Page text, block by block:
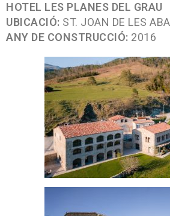
HOTEL LES PLANES DEL GRAU
UBICACIÓ: ST. JOAN DE LES
ANY DE CONSTRUCCIÓ: 2016